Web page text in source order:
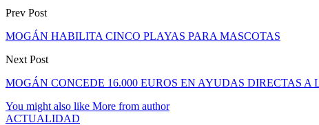
Prev Post
MOGÁN HABILITA CINCO PLAYAS PARA MASCOTAS
Next Post
MOGÁN CONCEDE 16.000 EUROS EN AYUDAS DIRECTAS A
You might also like More from author
ACTUALIDAD